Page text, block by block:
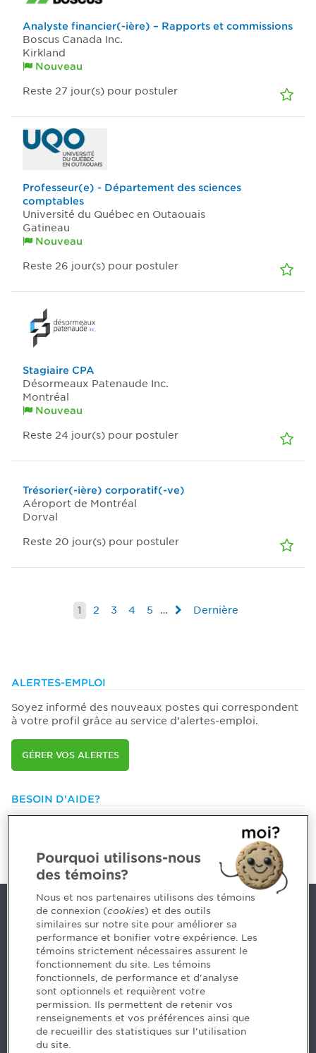
Analyste financier(-ière) – Rapports et commissions
Boscus Canada Inc.
Kirkland
Nouveau
Reste 27 jour(s) pour postuler
Professeur(e) - Département des sciences
comptables
Université du Québec en Outaouais
Gatineau
Nouveau
Reste 26 jour(s) pour postuler
Stagiaire CPA
Désormeaux Patenaude Inc.
Montréal
Nouveau
Reste 24 jour(s) pour postuler
Trésorier(-ière) corporatif(-ve)
Aéroport de Montréal
Dorval
Reste 20 jour(s) pour postuler
1 2 3 4 5 … Dernière
ALERTES-EMPLOI
Soyez informé des nouveaux postes qui correspondent
à votre profil grâce au service d’alertes-emploi.
GÉRER VOS ALERTES
BESOIN D'AIDE?
emploiCPA@cpaquebec.ca
Nous joindre
514 788-1376 1 800 363-4688 [3033]
emploiCPA@cpaquebec.ca
5, Place Ville Marie, bureau 800, Montréal
(Québec)H3B 2G2
www.cpaquebec.ca
Pourquoi utilisons-nous
des témoins?
Nous et nos partenaires utilisons des témoins
de connexion (cookies) et des outils
similaires sur notre site pour améliorer sa
performance et bonifier votre expérience. Les
témoins strictement nécessaires assurent le
fonctionnement du site. Les témoins
fonctionnels, de performance et d'analyse
sont optionnels et requièrent votre
permission. Ils permettent de retenir vos
renseignements et vos préférences ainsi que
de recueillir des statistiques sur l'utilisation
du site.